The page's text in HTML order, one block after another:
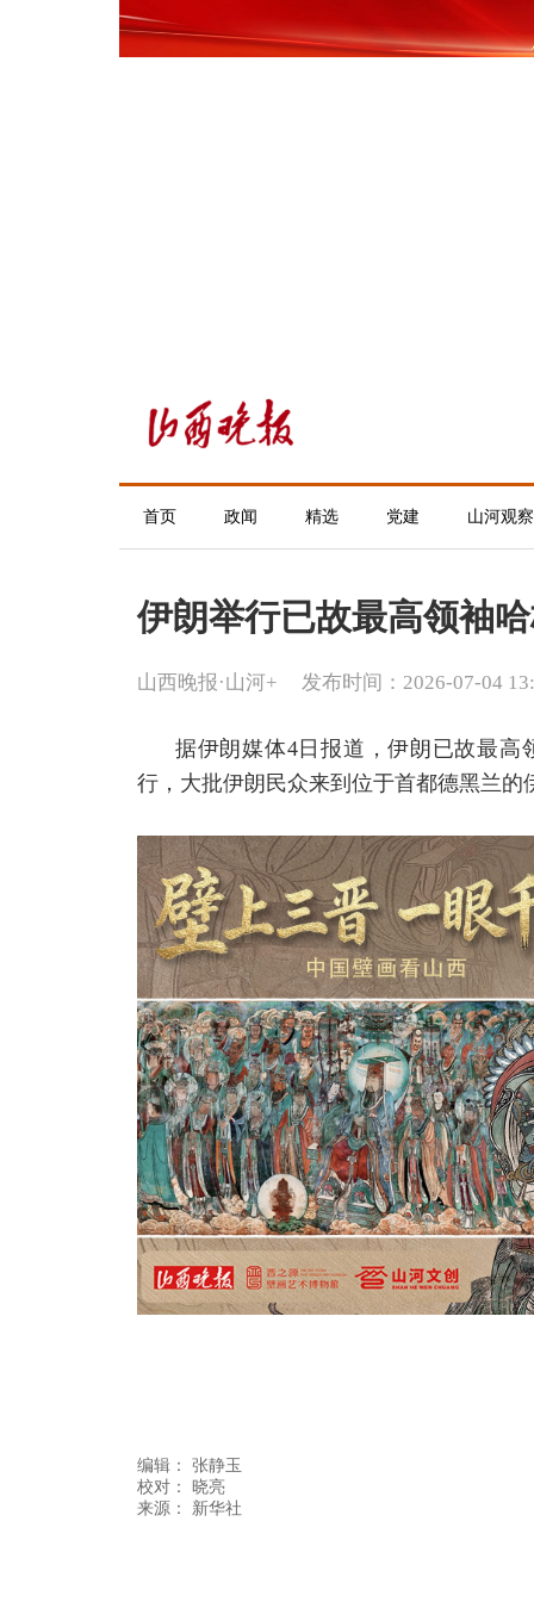
首页 政闻 精选 党建 山河观察
伊朗举行已故最高领袖
山西晚报·山河+ 发布时间：2026-07-04
据伊朗媒体4日报道，伊朗已故最高
行，大批伊朗民众来到位于首都德黑兰的
编辑： 张静玉
校对： 晓亮